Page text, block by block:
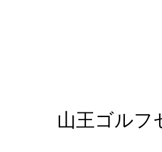
山王ゴルフ